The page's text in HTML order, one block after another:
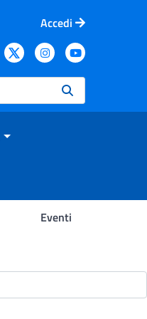
Accedi
Eventi